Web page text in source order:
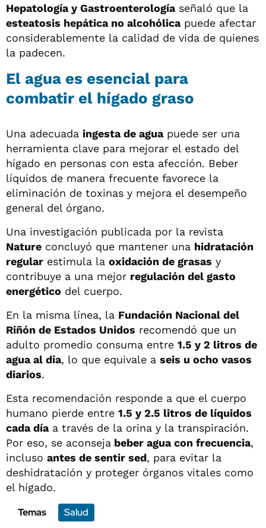
Hepatología y Gastroenterologíaseñaló que la
esteatosis hepática no alcohólicapuede afectar
considerablemente la calidad de vida de quienes
la padecen.
El agua es esencial para
combatir el hígado graso
Una adecuada ingesta de aguapuede ser una
herramienta clave para mejorar el estado del
hígado en personas con esta afección. Beber
líquidos de manera frecuente favorece la
eliminación de toxinas y mejora el desempeño
general del órgano.
Una investigación publicada por la revista
Nature concluyó que mantener una hidratación
regular estimula la oxidación de grasas y
contribuye a una mejor regulación del gasto
energético del cuerpo.
En la misma línea, la Fundación Nacional del
Riñón de Estados Unidos recomendó que un
adulto promedio consuma entre 1.5 y 2 litros de
agua al día, lo que equivale a seis u ocho vasos
diarios.
Esta recomendación responde a que el cuerpo
humano pierde entre 1.5 y 2.5 litros de líquidos
cada díaa través de la orina y la transpiración.
Por eso, se aconseja beber agua con frecuencia,
incluso antes de sentir sed, para evitar la
deshidratación y proteger órganos vitales como
el hígado.
Temas
Salud